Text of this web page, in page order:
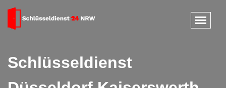
Schlüsseldienst